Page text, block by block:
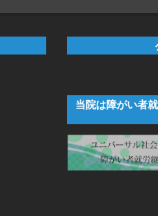
当院は障がい者